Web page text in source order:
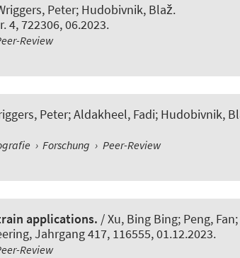
Peter; Hudobivnik, Blaž.
4, 722306, 06.2023.
Review
Peter; Aldakheel, Fadi; Hudobivnik,
› Forschung › Peer-Review
applications. / Xu, Bing Bing; Peng, Fan
, Jahrgang 417, 116555, 01.12.2023.
Review